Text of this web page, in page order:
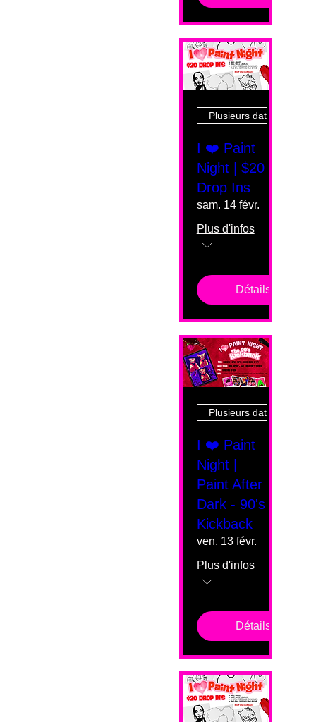
Plusieurs dates
I ❤️ Paint
Night | $20
Drop Ins
sam. 14 févr.
Plus d'infos
Détails
Plusieurs dates
I ❤️ Paint
Night |
Paint After
Dark - 90's
Kickback
ven. 13 févr.
Plus d'infos
Détails